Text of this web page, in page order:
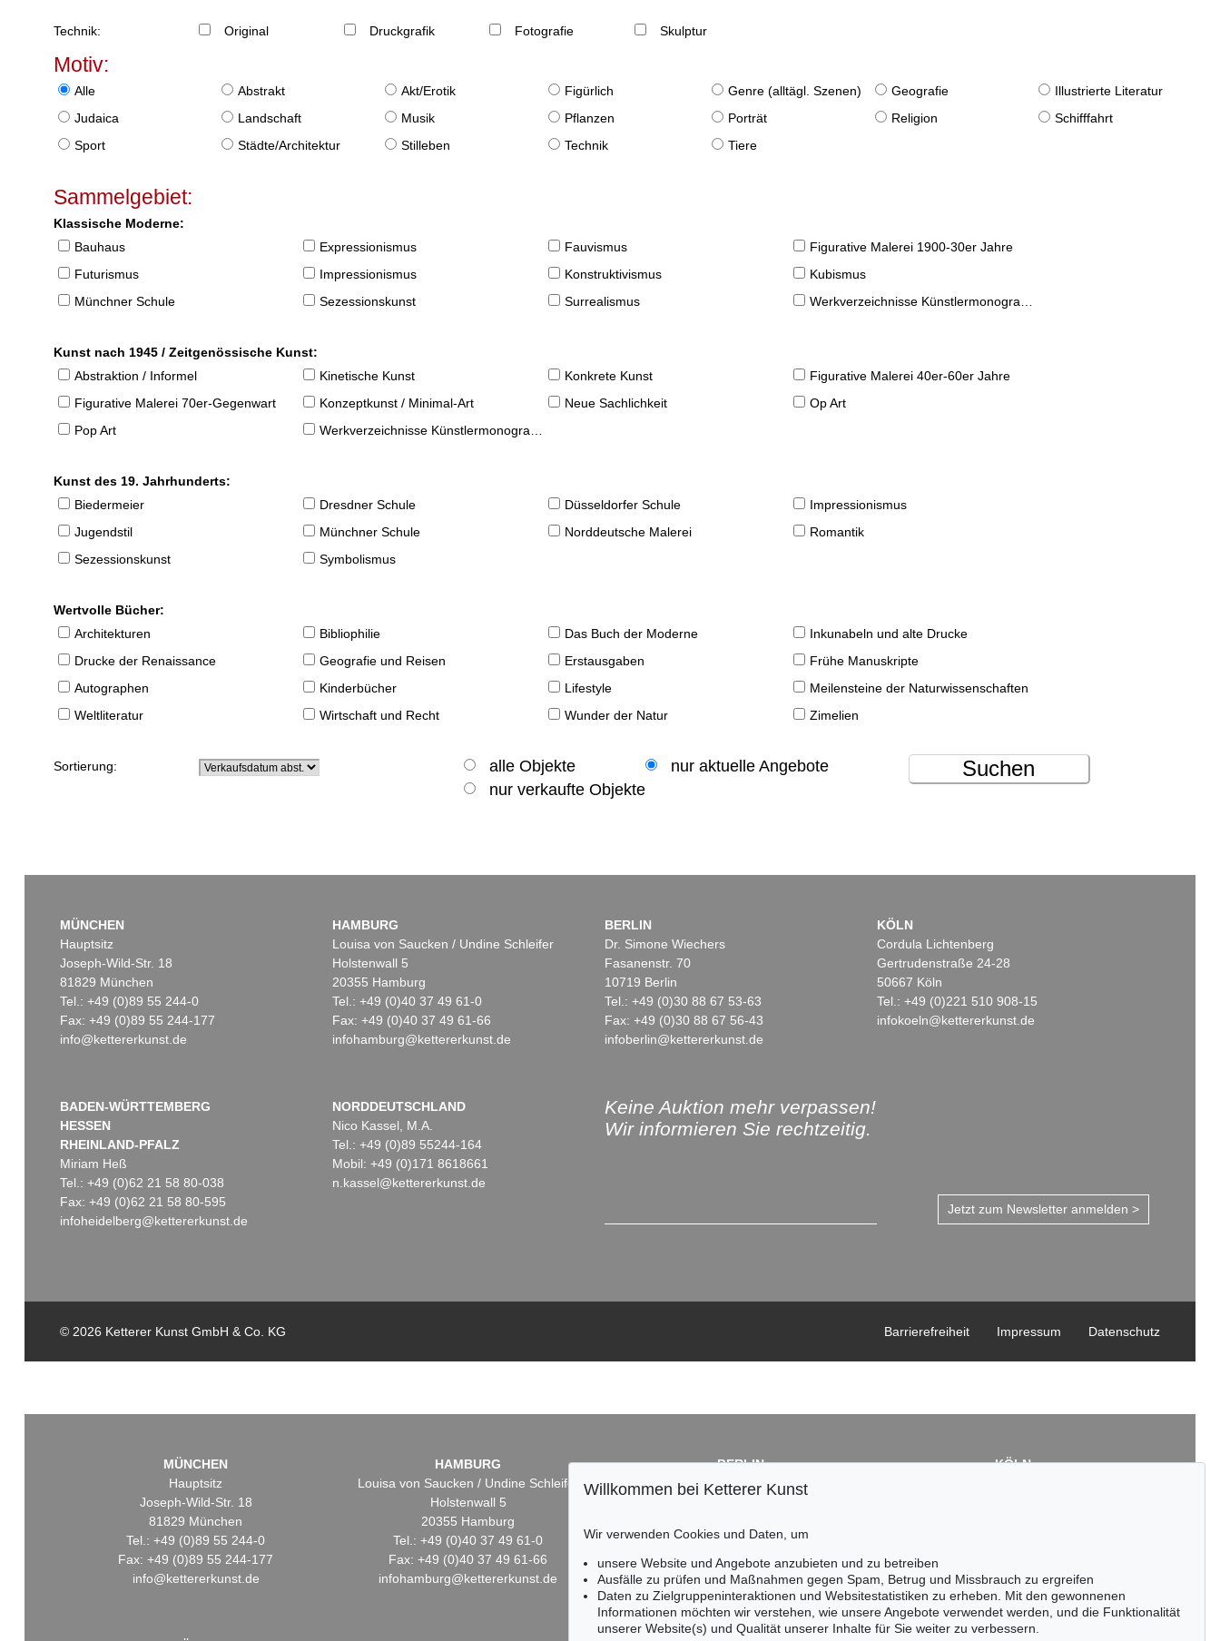
Technik: Original Druckgrafik Fotografie Skulptur
Motiv:
Alle Abstrakt Akt/Erotik Figürlich Genre (alltägl. Szenen) Geografie
Illustrierte Literatur
Judaica
Landschaft Musik Pflanzen Porträt Religion
Schifffahrt
Sport
Städte/Architektur Stilleben Technik Tiere
Sammelgebiet:
Klassische Moderne:
Bauhaus
Expressionismus Fauvismus
Figurative Malerei 1900-30er Jahre
Futurismus
Impressionismus Konstruktivismus
Kubismus
Münchner Schule
Sezessionskunst Surrealismus Werkverzeichnisse Künstlermonographien
Kunst nach 1945 / Zeitgenössische Kunst:
Abstraktion / Informel
Kinetische Kunst Konkrete Kunst
Figurative Malerei 40er-60er Jahre
Figurative Malerei 70er-Gegenwart
Konzeptkunst / Minimal-Art Neue Sachlichkeit
Op Art
Pop Art
Werkverzeichnisse Künstlermonographien
Kunst des 19. Jahrhunderts:
Biedermeier
Dresdner Schule Düsseldorfer Schule
Impressionismus
Jugendstil
Münchner Schule Norddeutsche Malerei
Romantik
Sezessionskunst
Symbolismus
Wertvolle Bücher:
Architekturen
Bibliophilie Das Buch der Moderne
Inkunabeln und alte Drucke
Drucke der Renaissance
Geografie und Reisen Erstausgaben
Frühe Manuskripte
Autographen
Kinderbücher Lifestyle
Meilensteine der Naturwissenschaften
Weltliteratur
Wirtschaft und Recht Wunder der Natur Zimelien
Sortierung: alle Objekte
nur aktuelle Angebote
nur verkaufte Objekte
Suchen
MÜNCHEN
Hauptsitz
Joseph-Wild-Str. 18
81829 München
Tel.: +49 (0)89 55 244-0
Fax: +49 (0)89 55 244-177
info@kettererkunst.de
HAMBURG
Louisa von Saucken / Undine Schleifer
Holstenwall 5
20355 Hamburg
Tel.: +49 (0)40 37 49 61-0
Fax: +49 (0)40 37 49 61-66
infohamburg@kettererkunst.de
BERLIN
Dr. Simone Wiechers
Fasanenstr. 70
10719 Berlin
Tel.: +49 (0)30 88 67 53-63
Fax: +49 (0)30 88 67 56-43
infoberlin@kettererkunst.de
KÖLN
Cordula Lichtenberg
Gertrudenstraße 24-28
50667 Köln
Tel.: +49 (0)221 510 908-15
infokoeln@kettererkunst.de
BADEN-WÜRTTEMBERG
HESSEN
RHEINLAND-PFALZ
Miriam Heß
Tel.: +49 (0)62 21 58 80-038
Fax: +49 (0)62 21 58 80-595
infoheidelberg@kettererkunst.de
NORDDEUTSCHLAND
Nico Kassel, M.A.
Tel.: +49 (0)89 55244-164
Mobil: +49 (0)171 8618661
n.kassel@kettererkunst.de
Keine Auktion mehr verpassen!
Wir informieren Sie rechtzeitig.
Jetzt zum Newsletter anmelden >
© 2026 Ketterer Kunst GmbH & Co. KG Datenschutz
Impressum
Barrierefreiheit
MÜNCHEN
Hauptsitz
Joseph-Wild-Str. 18
81829 München
Tel.: +49 (0)89 55 244-0
Fax: +49 (0)89 55 244-177
info@kettererkunst.de
HAMBURG
Louisa von Saucken / Undine Schleifer
Holstenwall 5
20355 Hamburg
Tel.: +49 (0)40 37 49 61-0
Fax: +49 (0)40 37 49 61-66
infohamburg@kettererkunst.de
BERLIN
Dr. Simone Wiechers
Tel.: +49 (0)30 88 67 53-63
Fax: +49 (0)30 88 67 56-43
infoberlin@kettererkunst.de
KÖLN
infokoeln@kettererkunst.de
Willkommen bei Ketterer Kunst
Wir verwenden Cookies und Daten, um
unsere Website und Angebote anzubieten und zu betreiben
Ausfälle zu prüfen und Maßnahmen gegen Spam, Betrug und Missbrauch zu ergreifen
Daten zu Zielgruppeninteraktionen und Websitestatistiken zu erheben. Mit den gewonnenen
Informationen möchten wir verstehen, wie unsere Angebote verwendet werden, und die Funktionalität
unserer Website(s) und Qualität unserer Inhalte für Sie weiter zu verbessern.